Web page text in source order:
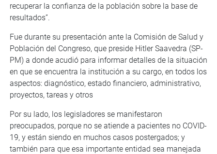
recuperar la confianza de la población sobre la base de
resultados”.
Fue durante su presentación ante la Comisión de Salud y
Población del Congreso, que preside Hitler Saavedra (SP-
PM) a donde acudió para informar detalles de la situación
en que se encuentra la institución a su cargo, en todos los
aspectos: diagnóstico, estado financiero, administrativo,
proyectos, tareas y otros
Por su lado, los legisladores se manifestaron
preocupados, porque no se atiende a pacientes no COVID-
19, y están siendo en muchos casos postergados; y
también para que esa importante entidad sea manejada